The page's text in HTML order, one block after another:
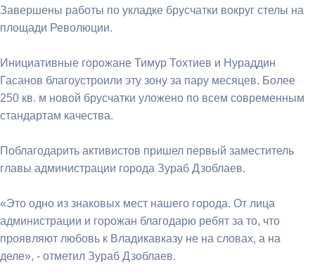
Завершены работы по укладке брусчатки вокруг стелы на
площади Революции.
Инициативные горожане Тимур Тохтиев и Нураддин
Гасанов благоустроили эту зону за пару месяцев. Более
250 кв. м новой брусчатки уложено по всем современным
стандартам качества.
Поблагодарить активистов пришел первый заместитель
главы администрации города Зураб Дзоблаев.
«Это одно из знаковых мест нашего города. От лица
администрации и горожан благодарю ребят за то, что
проявляют любовь к Владикавказу не на словах, а на
деле», - отметил Зураб Дзоблаев.